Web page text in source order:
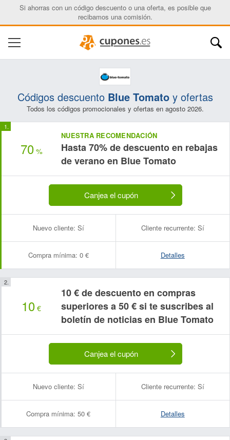
Si ahorras con un código descuento o una oferta, es posible que
recibamos una comisión.
Códigos descuento Blue Tomatoy ofertas
Todos los códigos promocionales y ofertas en agosto 2026.
70 %
NUESTRA RECOMENDACIÓN
Hasta 70% de descuento en rebajas
de verano en Blue Tomato
Canjea el cupón
Nuevo cliente: Sí Cliente recurrente: Sí
Compra mínima: 0 € Detalles
10€
10 € de descuento en compras
superiores a 50 € si te suscribes al
boletín de noticias en Blue Tomato
Canjea el cupón
Nuevo cliente: Sí Cliente recurrente: Sí
Compra mínima: 50 € Detalles